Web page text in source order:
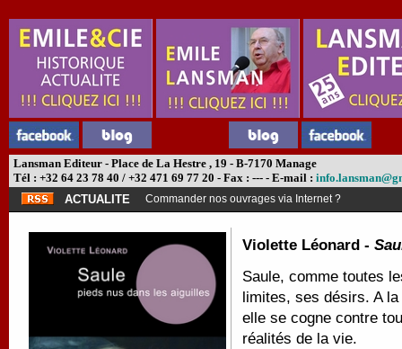
Lansman Editeur - Place de La Hestre , 19 - B-7170 Manage
Tél : +32 64 23 78 40 / +32 471 69 77 20 - Fax : --- - E-mail :
ACTUALITE
Commander nos ouvrages via Internet ?
Violette Léonard -
Saule, comme toutes
limites, ses désirs. A
elle se cogne contre
réalités de la vie.